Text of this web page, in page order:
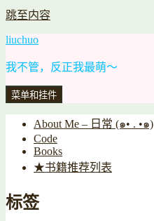
跳至内容
liuchuo
我不管，反正我最萌～
菜单和挂件
About Me – 日常 (๑• . •๑)
Code
Books
★书籍推荐列表
标签